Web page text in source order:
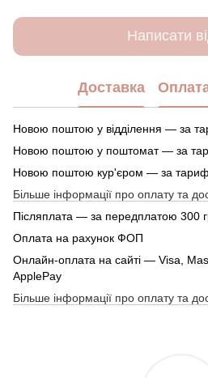
Написати
Доставка
Новою поштою у відділення — за
Новою поштою у поштомат — за
Новою поштою кур'єром — за
Більше інформації про оплату та
Післяплата — за передплатою 300
Оплата на рахунок ФОП
Онлайн-оплата на сайті — Visa,
ApplePay
Більше інформації про оплату та